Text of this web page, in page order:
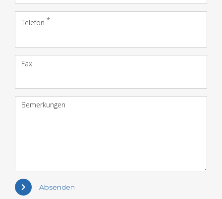
Telefon
Fax
Bemerkungen
Absenden